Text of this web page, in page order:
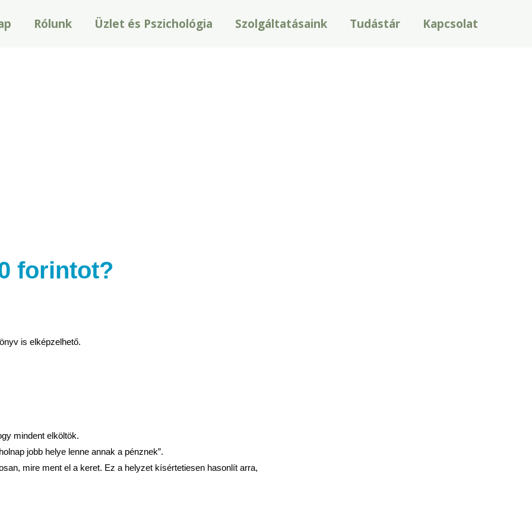
Rólunk Üzlet és Pszichológia Szolgáltatásaink Tudástár Kapcsolat
forintot?
is elképzelhető.
mindent elköltök.
jobb helye lenne annak a pénznek”.
mire ment el a keret. Ez a helyzet kísértetiesen hasonlít arra,